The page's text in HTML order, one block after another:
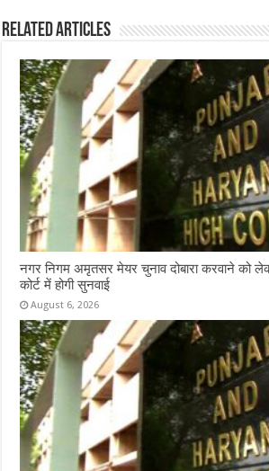
Related Articles
नगर निगम अमृतसर मेयर चुनाव दोबारा करवाने को
कोर्ट में होगी सुनवाई
August 6, 2026